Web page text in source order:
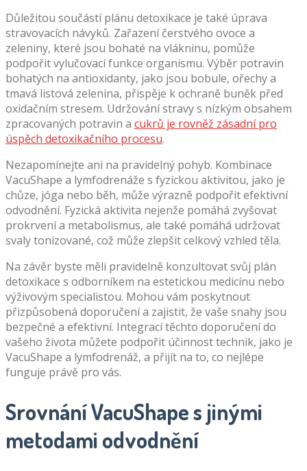
Důležitou součástí plánu detoxikace je také úprava
stravovacích návyků. Zařazení čerstvého ovoce a
zeleniny, které jsou bohaté na vlákninu, pomůže
podpořit vylučovací funkce organismu. Výběr potravin
bohatých na antioxidanty, jako jsou bobule, ořechy a
tmavá listová zelenina, přispěje k ochraně buněk před
oxidačním stresem. Udržování stravy s nízkým obsahem
zpracovaných potravin a cukrů je rovněž zásadní pro
úspěch detoxikačního procesu.
Nezapomínejte ani na pravidelný pohyb. Kombinace
VacuShape a lymfodrenáže s fyzickou aktivitou, jako je
chůze, jóga nebo běh, může výrazně podpořit efektivní
odvodnění. Fyzická aktivita nejenže pomáhá zvyšovat
prokrvení a metabolismus, ale také pomáhá udržovat
svaly tonizované, což může zlepšit celkový vzhled těla.
Na závěr byste měli pravidelně konzultovat svůj plán
detoxikace s odborníkem na estetickou medicínu nebo
výživovým specialistou. Mohou vám poskytnout
přizpůsobená doporučení a zajistit, že vaše snahy jsou
bezpečné a efektivní. Integrací těchto doporučení do
vašeho života můžete podpořit účinnost technik, jako je
VacuShape a lymfodrenáž, a přijít na to, co nejlépe
funguje právě pro vás.
Srovnání VacuShape s jinými
metodami odvodnění